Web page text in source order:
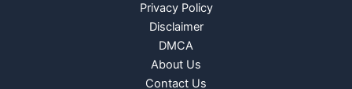
Privacy Policy
Disclaimer
DMCA
About Us
Contact Us